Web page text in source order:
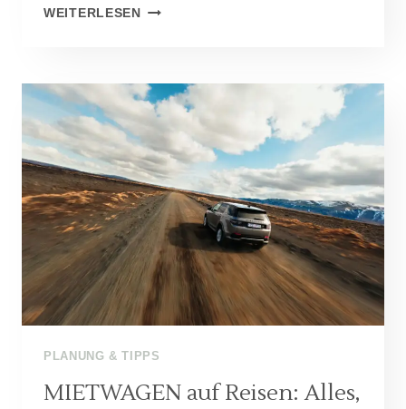
WEITERLESENFLÜGE
PROFI:
SO
FINDEST
DU
DIE
BESTEN
DEALS!
PLANUNG & TIPPS
MIETWAGEN auf Reisen: Alles,